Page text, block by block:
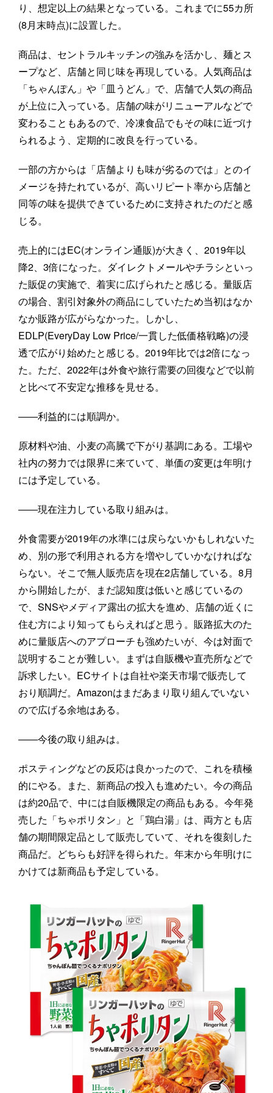
り、想定以上の結果となっている。これまでに55カ所
(8月末時点)に設置した。
商品は、セントラルキッチンの強みを活かし、麺とス
ープなど、店舗と同じ味を再現している。人気商品は
「ちゃんぽん」や「皿うどん」で、店舗で人気の商品
が上位に入っている。店舗の味がリニューアルなどで
変わることもあるので、冷凍食品でもその味に近づけ
られるよう、定期的に改良を行っている。
一部の方からは「店舗よりも味が劣るのでは」とのイ
メージを持たれているが、高いリピート率から店舗と
同等の味を提供できているために支持されたのだと感
じる。
売上的にはEC(オンライン通販)が大きく、2019年以
降2、3倍になった。ダイレクトメールやチラシといっ
た販促の実施で、着実に広げられたと感じる。量販店
の場合、割引対象外の商品にしていたため当初はなか
なか販路が広がらなかった。しかし、
EDLP(EveryDay Low Price/一貫した低価格戦略)の浸
透で広がり始めたと感じる。2019年比では2倍になっ
た。ただ、2022年は外食や旅行需要の回復などで以前
と比べて不安定な推移を見せる。
――利益的には順調か。
原材料や油、小麦の高騰で下がり基調にある。工場や
社内の努力では限界に来ていて、単価の変更は年明け
には予定している。
――現在注力している取り組みは。
外食需要が2019年の水準には戻らないかもしれないた
め、別の形で利用される方を増やしていかなければな
らない。そこで無人販売店を現在2店舗している。8月
から開始したが、まだ認知度は低いと感じているの
で、SNSやメディア露出の拡大を進め、店舗の近くに
住む方により知ってもらえればと思う。販路拡大のた
めに量販店へのアプローチも強めたいが、今は対面で
説明することが難しい。まずは自販機や直売所などで
訴求したい。ECサイトは自社や楽天市場で販売して
おり順調だ。Amazonはまだあまり取り組んでいない
ので広げる余地はある。
――今後の取り組みは。
ポスティングなどの反応は良かったので、これを積極
的にやる。また、新商品の投入も進めたい。今の商品
は約20品で、中には自販機限定の商品もある。今年発
売した「ちゃポリタン」と「鶏白湯」は、両方とも店
舗の期間限定品として販売していて、それを復刻した
商品だ。どちらも好評を得られた。年末から年明けに
かけては新商品も予定している。